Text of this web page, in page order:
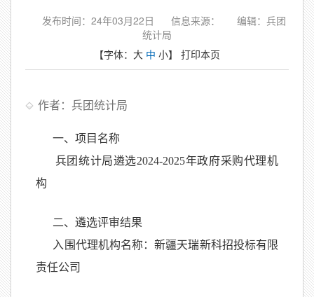
发布时间：24年03月22日 信息来源：
编辑：兵团
统计局
【字体： 大 中 小】 打印本页
作者：兵团统计局
一、项目名称
兵团统计局遴选2024-2025年政府采购代理机
构
二、遴选评审结果
入围代理机构名称：新疆天瑞新科招投标有限
责任公司